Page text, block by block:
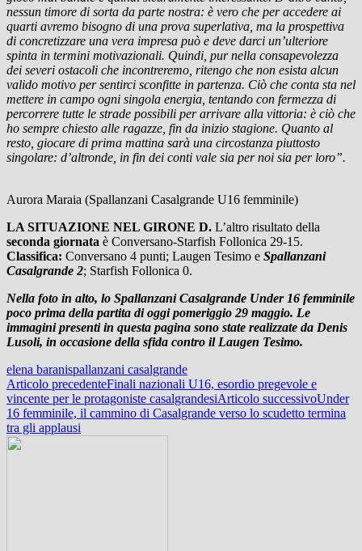
nessun timore di sorta da parte nostra: è vero che per accedere ai
quarti avremo bisogno di una prova superlativa, ma la prospettiva
di concretizzare una vera impresa può e deve darci un’ulteriore
spinta in termini motivazionali. Quindi, pur nella consapevolezza
dei severi ostacoli che incontreremo, ritengo che non esista alcun
valido motivo per sentirci sconfitte in partenza. Ciò che conta sta nel
mettere in campo ogni singola energia, tentando con fermezza di
percorrere tutte le strade possibili per arrivare alla vittoria: è ciò che
ho sempre chiesto alle ragazze, fin da inizio stagione. Quanto al
resto, giocare di prima mattina sarà una circostanza piuttosto
singolare: d’altronde, in fin dei conti vale sia per noi sia per loro”.
Aurora Maraia (Spallanzani Casalgrande U16 femminile)
LA SITUAZIONE NEL GIRONE D. L’altro risultato della
seconda giornata è Conversano-Starfish Follonica 29-15.
Classifica: Conversano 4 punti; Laugen Tesimo e Spallanzani
Casalgrande 2; Starfish Follonica 0.
Nella foto in alto, lo Spallanzani Casalgrande Under 16 femminile
poco prima della partita di oggi pomeriggio 29 maggio. Le
immagini presenti in questa pagina sono state realizzate da Denis
Lusoli, in occasione della sfida contro il Laugen Tesimo.
elena baranispallanzani casalgrande
Navigazione
articolo
Articolo precedenteFinali nazionali U16, esordio pregevole e
vincente per le protagoniste casalgrandesiArticolo successivoUnder
16 femminile, il cammino di Casalgrande verso lo scudetto termina
tra gli applausi